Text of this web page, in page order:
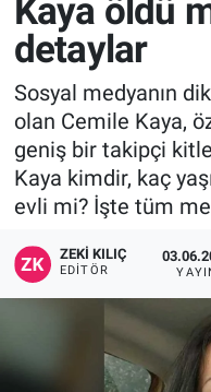
Kaya öldü
detaylar
Sosyal medyanın
olan Cemile Kaya,
geniş bir takipçi
Kaya kimdir, kaç
evli mi? İşte tüm
ZEKI KILIÇ
EDITÖR